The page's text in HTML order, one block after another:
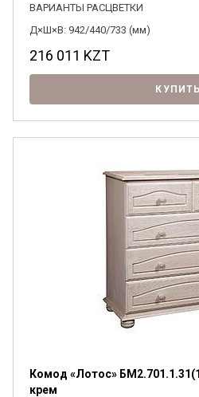
ВАРИАНТЫ РАСЦВЕТКИ
Д×Ш×В: 942/440/733 (мм)
216 011 KZT
КУПИТЬ
Комод «Лотос»
крем